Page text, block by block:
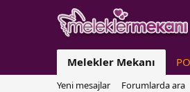
Melekler Mekanı
Yeni mesajlar Forumlarda ara